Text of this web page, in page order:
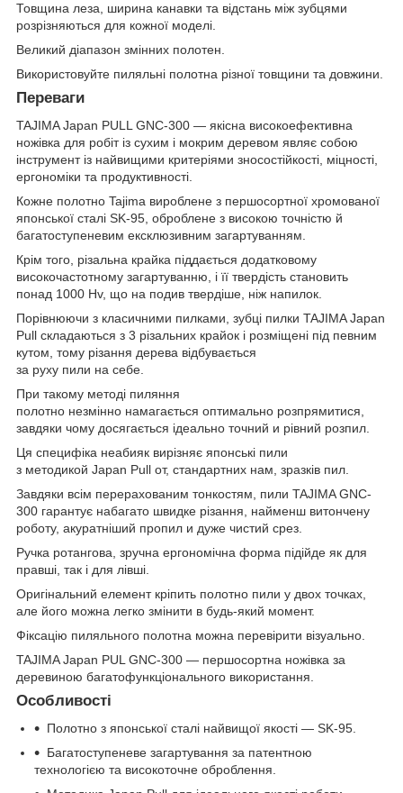
Товщина леза, ширина канавки та відстань між зубцями
розрізняються для кожної моделі.
Великий діапазон змінних полотен.
Використовуйте пиляльні полотна різної товщини та довжини.
Переваги
TAJIMA Japan PULL GNC-300 — якісна високоефективна
ножівка для робіт із сухим і мокрим деревом являє собою
інструмент із найвищими критеріями зносостійкості, міцності,
ергономіки та продуктивності.
Кожне полотно Tajima вироблене з першосортної хромованої
японської сталі SK-95, оброблене з високою точністю й
багатоступеневим ексклюзивним загартуванням.
Крім того, різальна крайка піддається додатковому
високочастотному загартуванню, і її твердість становить
понад 1000 Hv, що на подив твердіше, ніж напилок.
Порівнюючи з класичними пилками, зубці пилки TAJIMA Japan
Pull складаються з 3 різальних крайок і розміщені під певним
кутом, тому різання дерева відбувається
за руху пили на себе.
При такому методі пиляння
полотно незмінно намагається оптимально розпрямитися,
завдяки чому досягається ідеально точний и рівний розпил.
Ця специфіка неабияк вирізняє японські пили
з методикой Japan Pull от, стандартних нам, зразків пил.
Завдяки всім перерахованим тонкостям, пили TAJIMA GNC-
300 гарантує набагато швидке різання, найменш витончену
роботу, акуратніший пропил и дуже чистий срез.
Ручка ротангова, зручна ергономічна форма підійде як для
правші, так і для лівші.
Оригінальний елемент кріпить полотно пили у двох точках,
але його можна легко змінити в будь-який момент.
Фіксацію пиляльного полотна можна перевірити візуально.
TAJIMA Japan PUL GNC-300 — першосортна ножівка за
деревиною багатофункціонального використання.
Особливості
Полотно з японської сталі найвищої якості — SK-95.
Багатоступеневе загартування за патентною
технологією та високоточне оброблення.